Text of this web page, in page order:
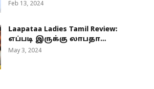
Feb 13, 2024
Laapataa Ladies Tamil Review:
எப்படி இருக்கு லாபதா...
May 3, 2024